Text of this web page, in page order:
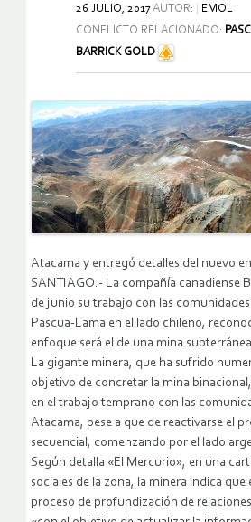
26 JULIO, 2017AUTOR:
EMOL
CONFLICTO RELACIONADO:
BARRICK GOLD
Atacama y entregó detalles del nuevo
SANTIAGO.- La compañía canadiense
de junio su trabajo con las
Pascua-Lama en el lado chileno,
enfoque será el de una mina
La gigante minera, que ha sufrido
objetivo de concretar la mina
en el trabajo temprano con las
Atacama, pese a que de reactivarse el
secuencial, comenzando por el lado
Según detalla «El Mercurio», en una
sociales de la zona, la minera indica
proceso de profundización de